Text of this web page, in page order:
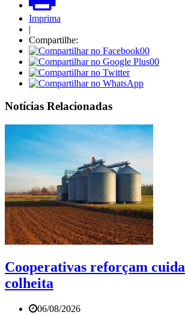
Imprima
|
Compartilhe:
00
00
Notícias Relacionadas
Cooperativas reforçam
colheita
06/08/2026